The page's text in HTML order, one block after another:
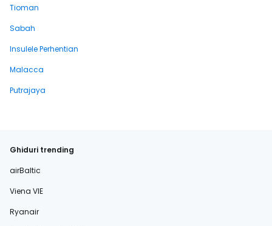
Tioman
Sabah
Insulele Perhentian
Malacca
Putrajaya
Ghiduri trending
airBaltic
Viena VIE
Ryanair